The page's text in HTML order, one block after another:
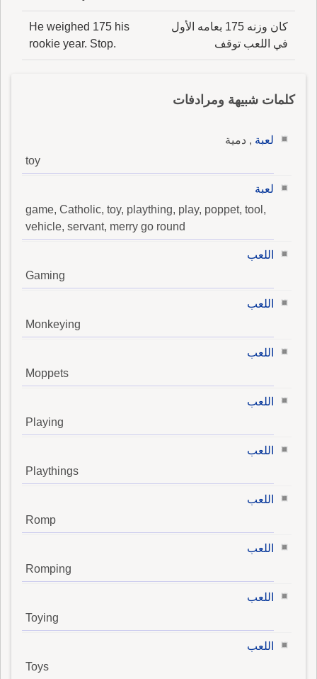
كان وزنه 175 بعامه الأول
في اللعب توقف
He weighed 175 his
rookie year. Stop.
كلمات شبيهة ومرادفات
لعبة , دمية
toy
لعبة
game, Catholic, toy, plaything, play, poppet, tool,
vehicle, servant, merry go round
اللعب
Gaming
اللعب
Monkeying
اللعب
Moppets
اللعب
Playing
اللعب
Playthings
اللعب
Romp
اللعب
Romping
اللعب
Toying
اللعب
Toys